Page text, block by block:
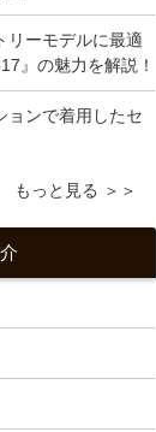
リーモデルに最適
』の魅力を解説！
ョンで着用したセ
もっと見る ＞＞